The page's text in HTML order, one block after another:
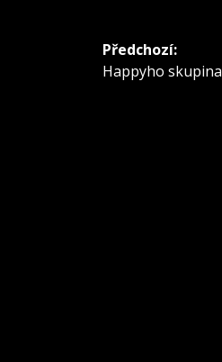
Navigace
pro
Předchozí:
Předchozí
Happyho skupina